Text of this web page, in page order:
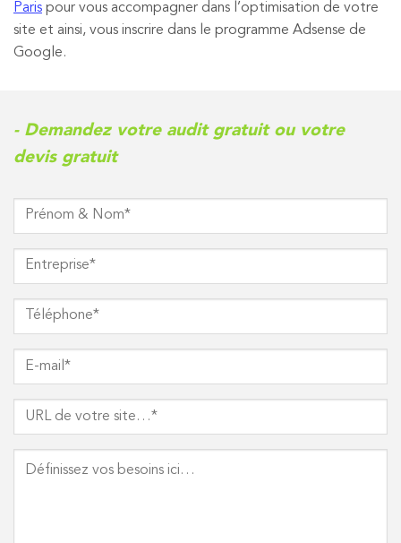
Paris pour vous accompagner dans l’optimisation de votre
site et ainsi, vous inscrire dans le programme Adsense de
Google.
- Demandez votre audit gratuit ou votre
devis gratuit